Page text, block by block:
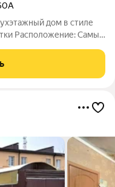
дом в стиле
Расположение: Самый
в городе нет!